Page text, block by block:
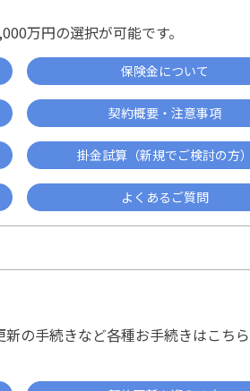
万円の選択が可能です。
保険金について
契約概要・注意事項
掛金試算（新規でご検討の方）
よくあるご質問
の手続きなど各種お手続きはこち